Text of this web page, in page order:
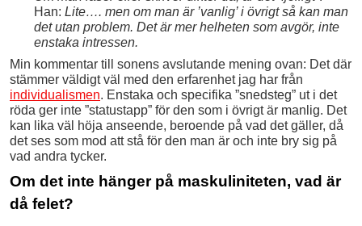
Han: Lite…. men om man är ’vanlig’ i övrigt så kan man
det utan problem. Det är mer helheten som avgör, inte
enstaka intressen.
Min kommentar till sonens avslutande mening ovan: Det där
stämmer väldigt väl med den erfarenhet jag har från
individualismen. Enstaka och specifika ”snedsteg” ut i det
röda ger inte ”statustapp” för den som i övrigt är manlig. Det
kan lika väl höja anseende, beroende på vad det gäller, då
det ses som mod att stå för den man är och inte bry sig på
vad andra tycker.
Om det inte hänger på maskuliniteten, vad är
då felet?